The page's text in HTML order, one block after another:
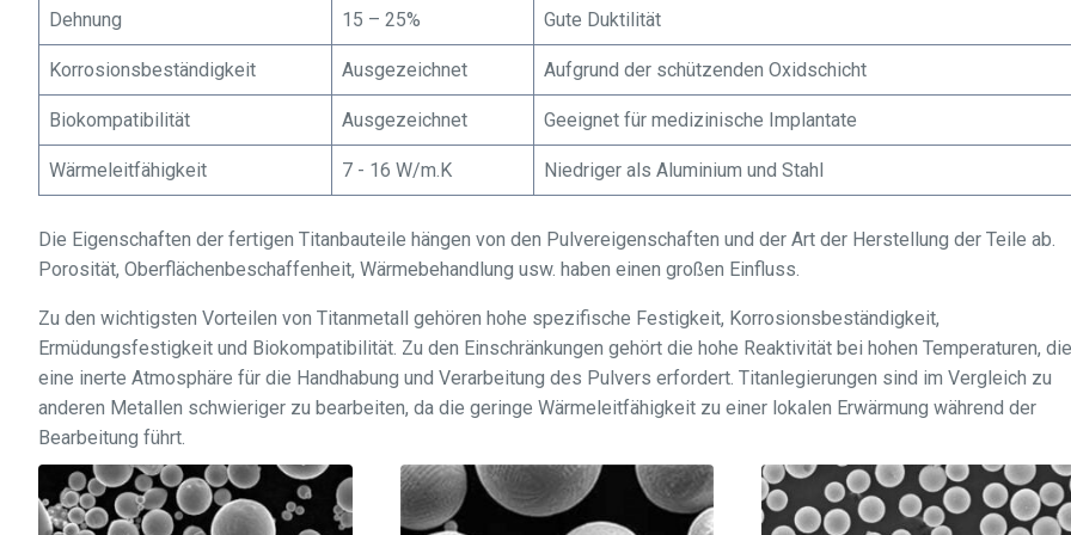
Dehnung 15 – 25% Gute Duktilität
Korrosionsbeständigkeit Ausgezeichnet Aufgrund der schützenden Oxidschicht
Biokompatibilität Ausgezeichnet Geeignet für medizinische Implantate
Wärmeleitfähigkeit 7 - 16 W/m.K Niedriger als Aluminium und Stahl
Die Eigenschaften der fertigen Titanbauteile hängen von den Pulvereigenschaften und der Art der Herstellung der Teile ab.
Porosität, Oberflächenbeschaffenheit, Wärmebehandlung usw. haben einen großen Einfluss.
Zu den wichtigsten Vorteilen von Titanmetall gehören hohe spezifische Festigkeit, Korrosionsbeständigkeit,
Ermüdungsfestigkeit und Biokompatibilität. Zu den Einschränkungen gehört die hohe Reaktivität bei hohen Temperaturen, die
eine inerte Atmosphäre für die Handhabung und Verarbeitung des Pulvers erfordert. Titanlegierungen sind im Vergleich zu
anderen Metallen schwieriger zu bearbeiten, da die geringe Wärmeleitfähigkeit zu einer lokalen Erwärmung während der
Bearbeitung führt.